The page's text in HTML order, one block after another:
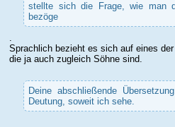
stellte sich die Frage, wie man
bezöge
.
Sprachlich bezieht es sich auf eines
die ja auch zugleich Söhne sind.
Deine abschließende
Deutung, soweit ich sehe.